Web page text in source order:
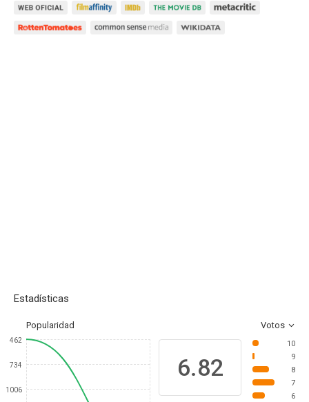
Estadísticas
Popularidad Votos
462
734
1006
6.82
10
9
8
7
6